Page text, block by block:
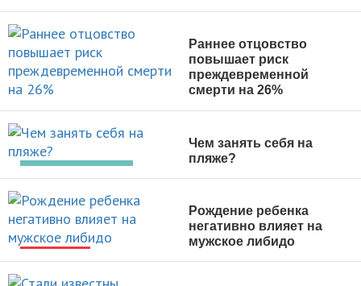
НОВОСТИ
НОВОСТИ
Раннее отцовство
повышает риск
преждевременной
смерти на 26%
Чем занять себя на
пляже?
НОВОСТИ
Рождение ребенка
негативно влияет на
мужское либидо